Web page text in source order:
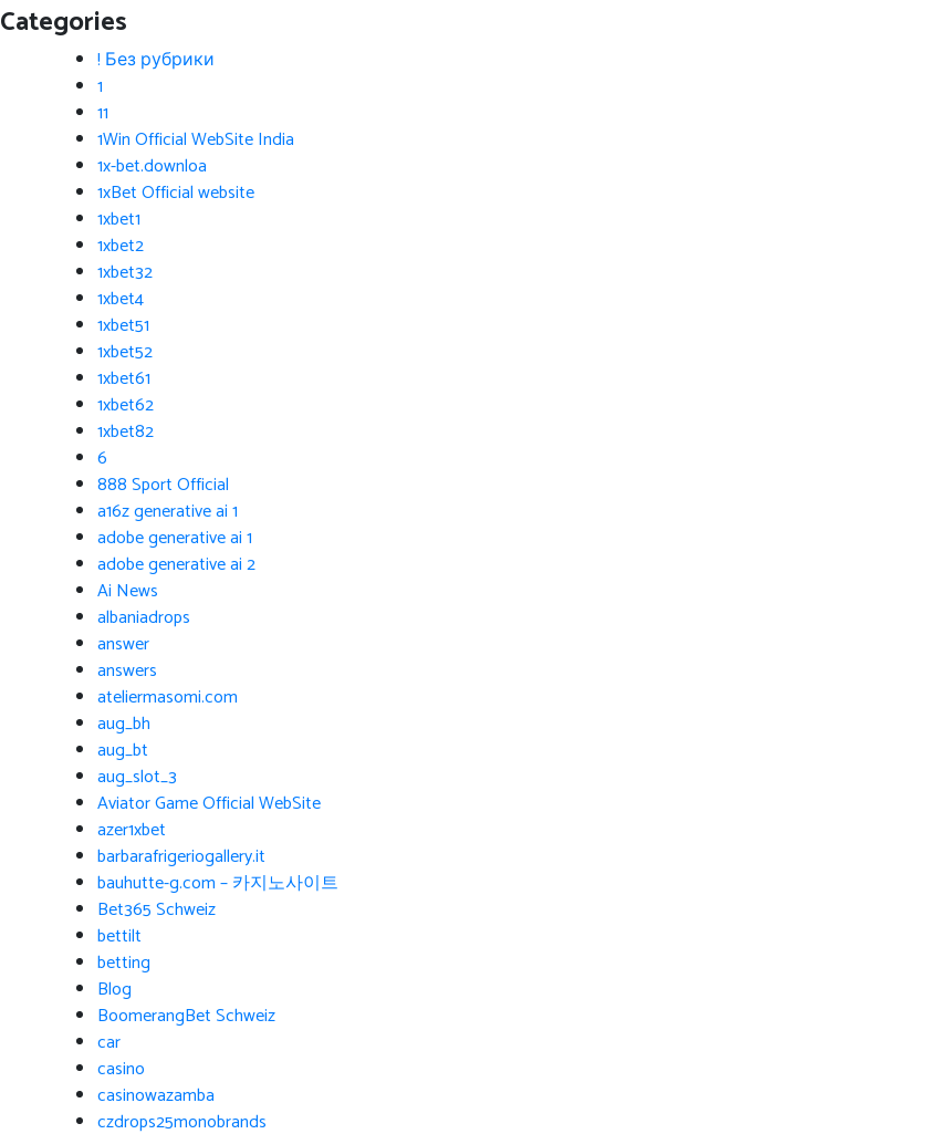
Categories
! Без рубрики
1
11
1Win Official WebSite India
1x-bet.downloa
1xBet Official website
1xbet1
1xbet2
1xbet32
1xbet4
1xbet51
1xbet52
1xbet61
1xbet62
1xbet82
6
888 Sport Official
a16z generative ai 1
adobe generative ai 1
adobe generative ai 2
Ai News
albaniadrops
answer
answers
ateliermasomi.com
aug_bh
aug_bt
aug_slot_3
Aviator Game Official WebSite
azer1xbet
barbarafrigeriogallery.it
bauhutte-g.com – 카지노사이트
Bet365 Schweiz
bettilt
betting
Blog
BoomerangBet Schweiz
car
casino
casinowazamba
czdrops25monobrands